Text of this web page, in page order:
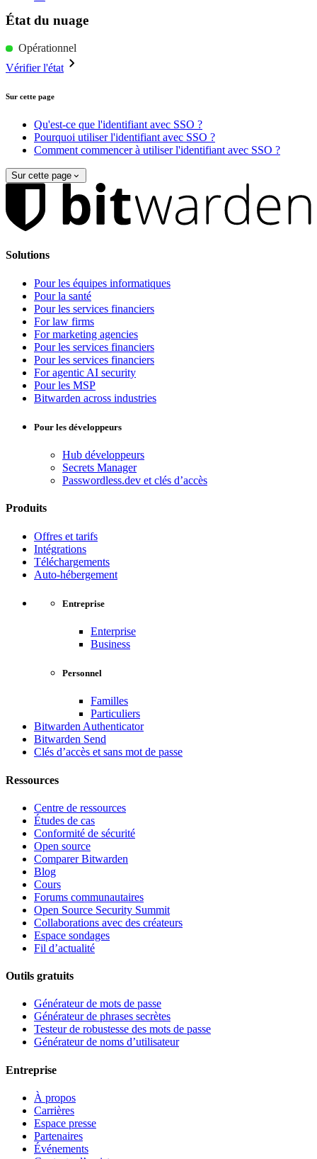
État du nuage
Opérationnel
Vérifier l'état
Sur cette page
Qu'est-ce que l'identifiant avec SSO ?
Pourquoi utiliser l'identifiant avec SSO ?
Comment commencer à utiliser l'identifiant avec SSO ?
Sur cette page
Solutions
Pour les équipes informatiques
Pour la santé
Pour les services financiers
For law firms
For marketing agencies
Pour les services financiers
Pour les services financiers
For agentic AI security
Pour les MSP
Bitwarden across industries
Pour les développeurs
Hub développeurs
Secrets Manager
Passwordless.dev et clés d’accès
Produits
Offres et tarifs
Intégrations
Téléchargements
Auto-hébergement
Entreprise
Enterprise
Business
Personnel
Familles
Particuliers
Bitwarden Authenticator
Bitwarden Send
Clés d’accès et sans mot de passe
Ressources
Centre de ressources
Études de cas
Conformité de sécurité
Open source
Comparer Bitwarden
Blog
Cours
Forums communautaires
Open Source Security Summit
Collaborations avec des créateurs
Espace sondages
Fil d’actualité
Outils gratuits
Générateur de mots de passe
Générateur de phrases secrètes
Testeur de robustesse des mots de passe
Générateur de noms d’utilisateur
Entreprise
À propos
Carrières
Espace presse
Partenaires
Événements